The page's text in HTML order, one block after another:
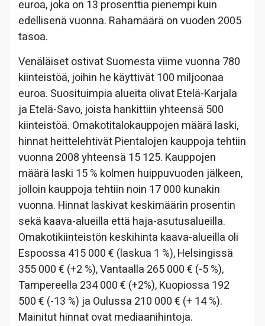
euroa, joka on 13 prosenttia pienempi kuin
edellisenä vuonna. Rahamäärä on vuoden 2005
tasoa.
Venäläiset ostivat Suomesta viime vuonna 780
kiinteistöä, joihin he käyttivät 100 miljoonaa
euroa. Suosituimpia alueita olivat Etelä-Karjala
ja Etelä-Savo, joista hankittiin yhteensä 500
kiinteistöä. Omakotitalokauppojen määrä laski,
hinnat heittelehtivät Pientalojen kauppoja tehtiin
vuonna 2008 yhteensä 15 125. Kauppojen
määrä laski 15 % kolmen huippuvuoden jälkeen,
jolloin kauppoja tehtiin noin 17 000 kunakin
vuonna. Hinnat laskivat keskimäärin prosentin
sekä kaava-alueilla että haja-asutusalueilla.
Omakotikiinteistön keskihinta kaava-alueilla oli
Espoossa 415 000 € (laskua 1 %), Helsingissä
355 000 € (+2 %), Vantaalla 265 000 € (-5 %),
Tampereella 234 000 € (+2%), Kuopiossa 192
500 € (-13 %) ja Oulussa 210 000 € (+ 14 %).
Mainitut hinnat ovat mediaanihintoja.